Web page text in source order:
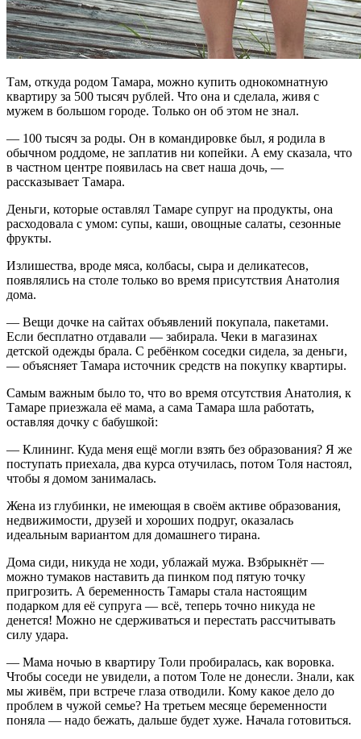
Там, откуда родом Тамара, можно купить однокомнатную
квартиру за 500 тысяч рублей. Что она и сделала, живя с
мужем в большом городе. Только он об этом не знал.
— 100 тысяч за роды. Он в командировке был, я родила в
обычном роддоме, не заплатив ни копейки. А ему сказала, что
в частном центре появилась на свет наша дочь, —
рассказывает Тамара.
Деньги, которые оставлял Тамаре супруг на продукты, она
расходовала с умом: супы, каши, овощные салаты, сезонные
фрукты.
Излишества, вроде мяса, колбасы, сыра и деликатесов,
появлялись на столе только во время присутствия Анатолия
дома.
— Вещи дочке на сайтах объявлений покупала, пакетами.
Если бесплатно отдавали — забирала. Чеки в магазинах
детской одежды брала. С ребёнком соседки сидела, за деньги,
— объясняет Тамара источник средств на покупку квартиры.
Самым важным было то, что во время отсутствия Анатолия, к
Тамаре приезжала её мама, а сама Тамара шла работать,
оставляя дочку с бабушкой:
— Клининг. Куда меня ещё могли взять без образования? Я же
поступать приехала, два курса отучилась, потом Толя настоял,
чтобы я домом занималась.
Жена из глубинки, не имеющая в своём активе образования,
недвижимости, друзей и хороших подруг, оказалась
идеальным вариантом для домашнего тирана.
Дома сиди, никуда не ходи, ублажай мужа. Взбрыкнёт —
можно тумаков наставить да пинком под пятую точку
пригрозить. А беременность Тамары стала настоящим
подарком для её супруга — всё, теперь точно никуда не
денется! Можно не сдерживаться и перестать рассчитывать
силу удара.
— Мама ночью в квартиру Толи пробиралась, как воровка.
Чтобы соседи не увидели, а потом Толе не донесли. Знали, как
мы живём, при встрече глаза отводили. Кому какое дело до
проблем в чужой семье? На третьем месяце беременности
поняла — надо бежать, дальше будет хуже. Начала готовиться.